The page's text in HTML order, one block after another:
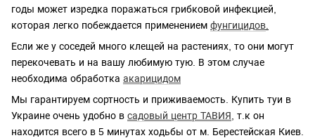
годы может изредка поражаться грибковой инфекцией,
которая легко побеждается применением фунгицидов
Если же у соседей много клещей на растениях, то они могут
перекочевать и на вашу любимую тую. В этом случае
необходима обработка акарицидом
Мы гарантируем сортность и приживаемость. Купить туи в
Украине очень удобно в садовый центр ТАВИЯ , т.к он
находится всего в 5 минутах ходьбы от м. Берестейская Киев.